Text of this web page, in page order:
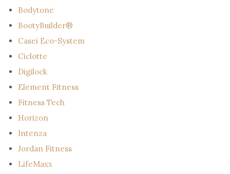
Bodytone
BootyBuilder®
Casei Eco-System
Ciclotte
Digilock
Element Fitness
Fitness Tech
Horizon
Intenza
Jordan Fitness
LifeMaxx